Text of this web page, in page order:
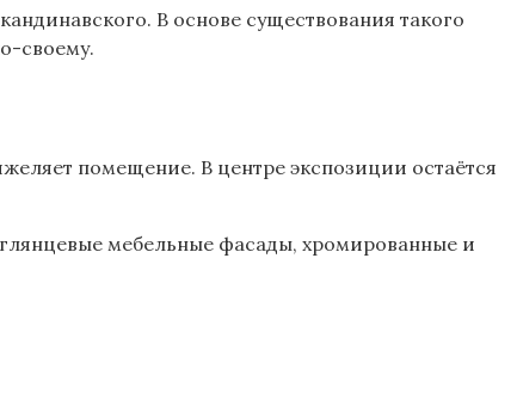
В основе существования такого
своему.
помещение. В центре экспозиции остаётся
мебельные фасады, хромированные и